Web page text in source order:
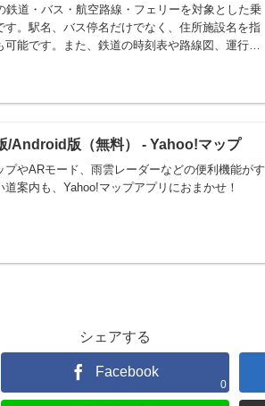
鉄道・バス・航空路線・フェリーを対象とした乗
。駅名、バス停名だけでなく、住所施設名を指
能です。また、鉄道の時刻表や路線図、運行情
/Android版（無料） - Yahoo!マップ
やARモード、雨雲レーダーなどの便利機能がす
案内も、Yahoo!マップアプリにおまかせ！
シェアする
Facebook
0